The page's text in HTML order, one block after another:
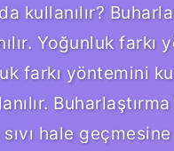
kullanılır?
Yoğunluk
yöntemini
hale